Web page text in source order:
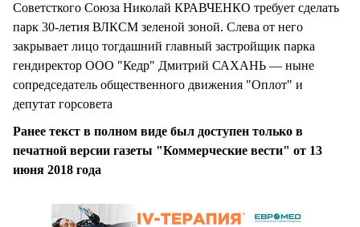
Советсткого Союза Николай КРАВЧЕНКО требует сделать
парк 30-летия ВЛКСМ зеленой зоной. Слева от него
закрывает лицо тогдашний главный застройщик парка
гендиректор ООО "Кедр" Дмитрий САХАНЬ — ныне
сопредседатель общественного движения "Оплот" и
депутат горсовета
Ранее текст в полном виде был доступен только в
печатной версии газеты "Коммерческие вести" от 13
июня 2018 года